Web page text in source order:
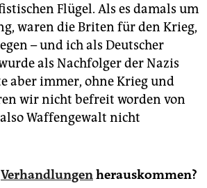
Flügel. Als es damals um
waren die Briten für den Krieg,
– und ich als Deutscher
als Nachfolger der Nazis
aber immer, ohne Krieg und
wir nicht befreit worden von
Waffengewalt nicht
Verhandlungenherauskommen?